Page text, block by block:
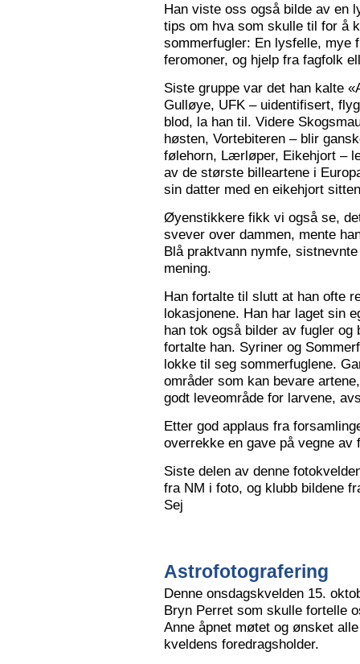
Han viste oss også bilde av en
tips om hva som skulle til for å
sommerfugler: En lysfelle, mye
feromoner, og hjelp fra fagfolk
Siste gruppe var det han kalte
Gulløye, UFK – uidentifisert,
blod, la han til. Videre
høsten, Vortebiteren – blir
følehorn, Lærløper, Eikehjort –
av de største billeartene i
sin datter med en eikehjort
Øyenstikkere fikk vi også se,
svever over dammen, mente
Blå praktvann nymfe,
mening.
Han fortalte til slutt at han ofte
lokasjonene. Han har laget sin
han tok også bilder av fugler
fortalte han. Syriner og
lokke til seg sommerfuglene.
områder som kan bevare
godt leveområde for larvene,
Etter god applaus fra
overrekke en gave på vegne av
Siste delen av denne
fra NM i foto, og klubb bildene
Sej
Astrofotografering
Denne onsdagskvelden 15.
Bryn Perret som skulle fortelle
Anne åpnet møtet og ønsket
kveldens foredragsholder.